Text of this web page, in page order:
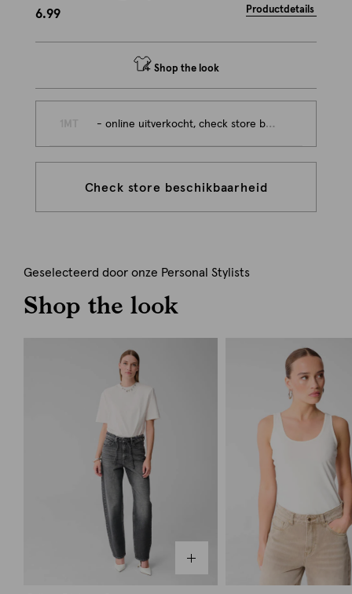
6.99 Productdetails
Shop the look
- online uitverkocht, check store beschikbaarheid
Check store beschikbaarheid
Geselecteerd door onze Personal Stylists
Shop the look